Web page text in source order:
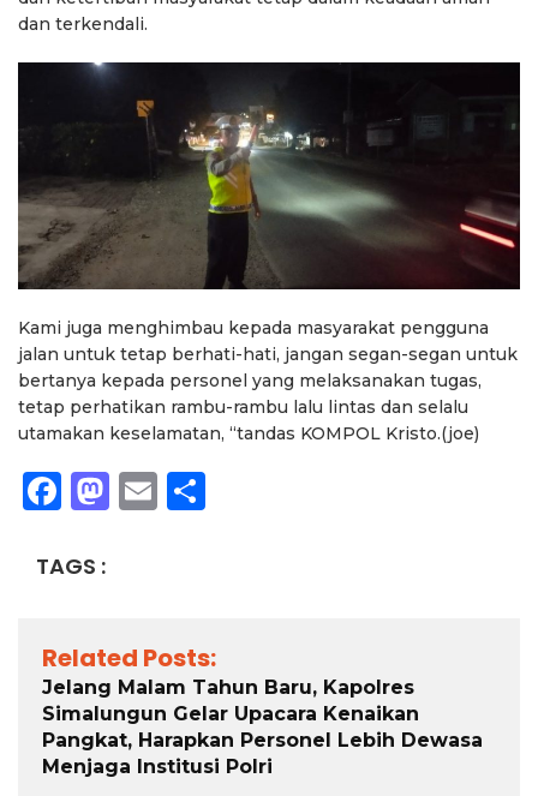
dan terkendali.
Kami juga menghimbau kepada masyarakat pengguna
jalan untuk tetap berhati-hati, jangan segan-segan untuk
bertanya kepada personel yang melaksanakan tugas,
tetap perhatikan rambu-rambu lalu lintas dan selalu
utamakan keselamatan, “tandas KOMPOL Kristo.(joe)
Facebook
Mastodon
Email
TAGS :
Related Posts:
Jelang Malam Tahun Baru, Kapolres
Simalungun Gelar Upacara Kenaikan
Pangkat, Harapkan Personel Lebih Dewasa
Menjaga Institusi Polri